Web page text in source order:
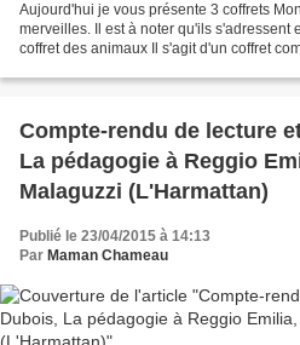
Aujourd'hui je vous présente 3 coffrets
merveilles. Il est à noter qu'ils s'adressent
coffret des animaux Il s'agit d'un coffret
Compte-rendu de lecture
La pédagogie à Reggio
Malaguzzi (L'Harmattan)
Publié le 23/04/2015 à 14:13
Par Maman Chameau